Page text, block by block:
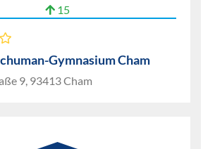
15
Gymnasium Cham
9, 93413 Cham